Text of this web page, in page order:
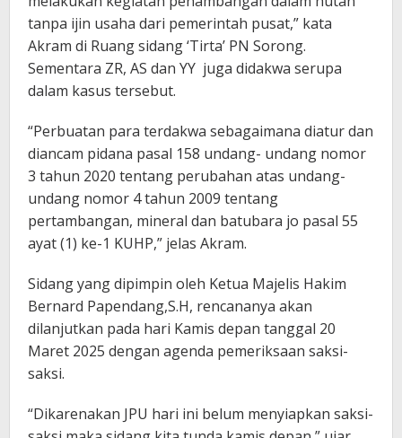
tanpa ijin usaha dari pemerintah pusat,” kata
Akram di Ruang sidang ‘Tirta’ PN Sorong.
Sementara ZR, AS dan YY juga didakwa serupa
dalam kasus tersebut.
“Perbuatan para terdakwa sebagaimana diatur dan
diancam pidana pasal 158 undang- undang nomor
3 tahun 2020 tentang perubahan atas undang-
undang nomor 4 tahun 2009 tentang
pertambangan, mineral dan batubara jo pasal 55
ayat (1) ke-1 KUHP,” jelas Akram.
Sidang yang dipimpin oleh Ketua Majelis Hakim
Bernard Papendang,S.H, rencananya akan
dilanjutkan pada hari Kamis depan tanggal 20
Maret 2025 dengan agenda pemeriksaan saksi-
saksi.
“Dikarenakan JPU hari ini belum menyiapkan saksi-